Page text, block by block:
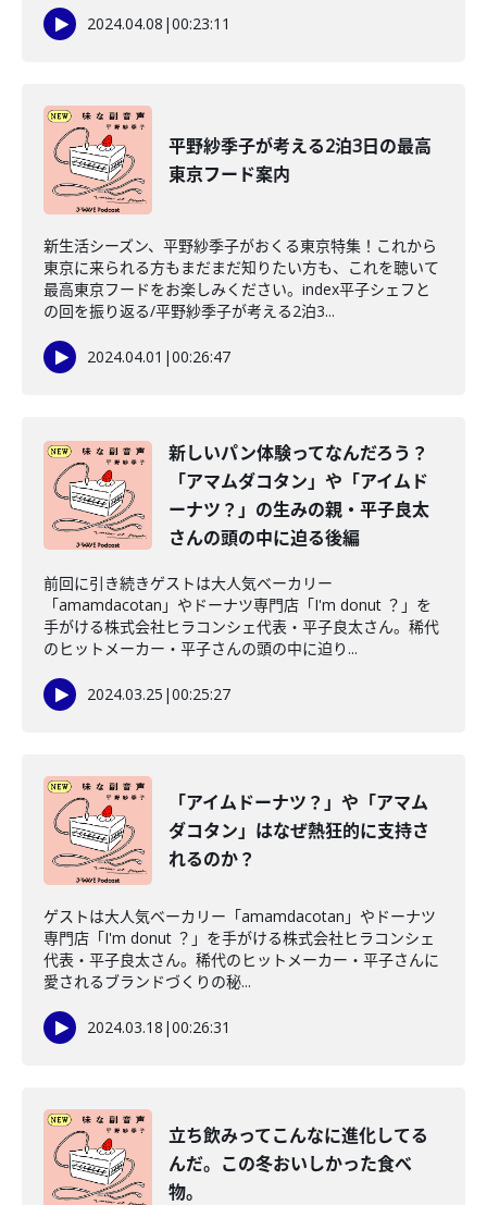
2024.04.08 |00:23:11
平野紗季子が考える2泊3日の最高
東京フード案内
新生活シーズン、平野紗季子がおくる東京特集！これから
東京に来られる方もまだまだ知りたい方も、これを聴いて
最高東京フードをお楽しみください。index平子シェフと
の回を振り返る/平野紗季子が考える2泊3...
2024.04.01 |00:26:47
新しいパン体験ってなんだろう？
「アマムダコタン」や「アイムド
ーナツ？」の生みの親・平子良太
さんの頭の中に迫る後編
前回に引き続きゲストは大人気ベーカリー
「amamdacotan」やドーナツ専門店「I'm donut ？」を
手がける株式会社ヒラコンシェ代表・平子良太さん。稀代
のヒットメーカー・平子さんの頭の中に迫り...
2024.03.25 |00:25:27
「アイムドーナツ？」や「アマム
ダコタン」はなぜ熱狂的に支持さ
れるのか？
ゲストは大人気ベーカリー「amamdacotan」やドーナツ
専門店「I'm donut ？」を手がける株式会社ヒラコンシェ
代表・平子良太さん。稀代のヒットメーカー・平子さんに
愛されるブランドづくりの秘...
2024.03.18 |00:26:31
立ち飲みってこんなに進化してる
んだ。この冬おいしかった食べ
物。